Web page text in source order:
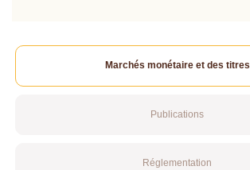
Marchés monétaire et des titres
Publications
Réglementation